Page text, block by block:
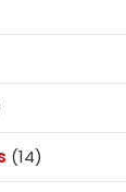
(14)